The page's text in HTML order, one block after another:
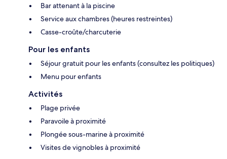
Bar attenant à la piscine
Service aux chambres (heures restreintes)
Casse-croûte/charcuterie
Pour les enfants
Séjour gratuit pour les enfants (consultez les politiques)
Menu pour enfants
Activités
Plage privée
Paravoile à proximité
Plongée sous-marine à proximité
Visites de vignobles à proximité